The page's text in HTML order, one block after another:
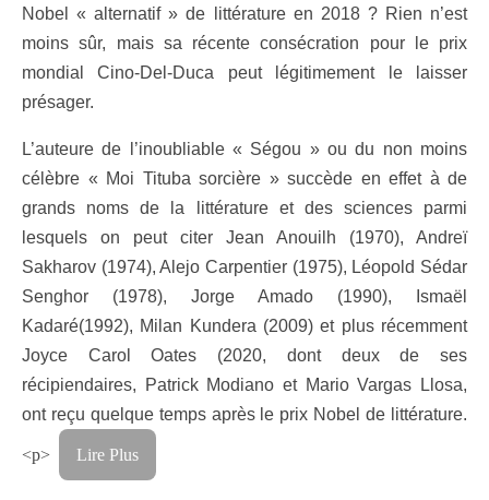
Nobel « alternatif » de littérature en 2018 ? Rien n’est
moins sûr, mais sa récente consécration pour le prix
mondial Cino-Del-Duca peut légitimement le laisser
présager.
L’auteure de l’inoubliable « Ségou » ou du non moins
célèbre « Moi Tituba sorcière » succède en effet à de
grands noms de la littérature et des sciences parmi
lesquels on peut citer Jean Anouilh (1970), Andreï
Sakharov (1974), Alejo Carpentier (1975), Léopold Sédar
Senghor (1978), Jorge Amado (1990), Ismaël
Kadaré(1992), Milan Kundera (2009) et plus récemment
Joyce Carol Oates (2020, dont deux de ses
récipiendaires, Patrick Modiano et Mario Vargas Llosa,
ont reçu quelque temps après le prix Nobel de littérature.
<p> Lire Plus